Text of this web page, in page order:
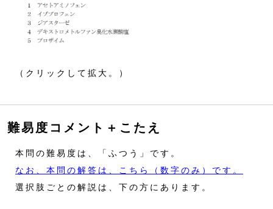
（クリックして拡大。）
難易度コメント＋こたえ
本問の難易度は、「ふつう」です。
なお、本問の解答は、こちら（数字のみ）です。
選択肢ごとの解説は、下の方にあります。